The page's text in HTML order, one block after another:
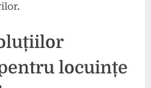
locuințe